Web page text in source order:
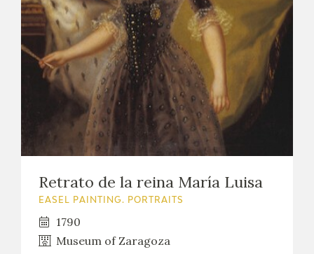
Retrato de la reina María Luisa
EASEL PAINTING. PORTRAITS
1790
Museum of Zaragoza